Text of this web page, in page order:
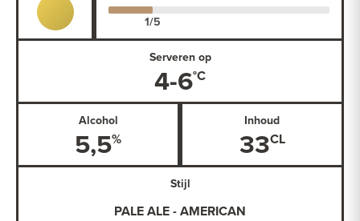
Serveren op
4-6
Alcohol
5,5
Inhoud
33
Stijl
PALE ALE - AMERICAN